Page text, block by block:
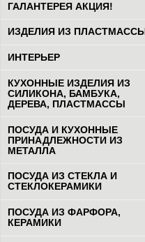
ГАЛАНТЕРЕЯ АКЦИЯ!
ИЗДЕЛИЯ ИЗ ПЛАСТМАССЫ
ИНТЕРЬЕР
КУХОННЫЕ ИЗДЕЛИЯ ИЗ
СИЛИКОНА, БАМБУКА,
ДЕРЕВА, ПЛАСТМАССЫ
ПОСУДА И КУХОННЫЕ
ПРИНАДЛЕЖНОСТИ ИЗ
МЕТАЛЛА
ПОСУДА ИЗ СТЕКЛА И
СТЕКЛОКЕРАМИКИ
ПОСУДА ИЗ ФАРФОРА,
КЕРАМИКИ